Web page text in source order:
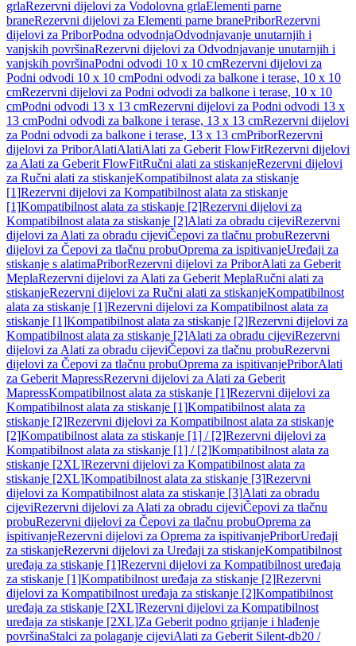
grlaRezervni dijelovi za Vodolovna grlaElementi parne
braneRezervni dijelovi za Elementi parne branePriborRezervni
dijelovi za PriborPodna odvodnjaOdvodnjavanje unutarnjih i
vanjskih površinaRezervni dijelovi za Odvodnjavanje unutarnjih i
vanjskih površinaPodni odvodi 10 x 10 cmRezervni dijelovi za
Podni odvodi 10 x 10 cmPodni odvodi za balkone i terase, 10 x 10
cmRezervni dijelovi za Podni odvodi za balkone i terase, 10 x 10
cmPodni odvodi 13 x 13 cmRezervni dijelovi za Podni odvodi 13 x
13 cmPodni odvodi za balkone i terase, 13 x 13 cmRezervni dijelovi
za Podni odvodi za balkone i terase, 13 x 13 cmPriborRezervni
dijelovi za PriborAlatiAlatiAlati za Geberit FlowFitRezervni dijelovi
za Alati za Geberit FlowFitRučni alati za stiskanjeRezervni dijelovi
za Ručni alati za stiskanjeKompatibilnost alata za stiskanje
[1]Rezervni dijelovi za Kompatibilnost alata za stiskanje
[1]Kompatibilnost alata za stiskanje [2]Rezervni dijelovi za
Kompatibilnost alata za stiskanje [2]Alati za obradu cijeviRezervni
dijelovi za Alati za obradu cijeviČepovi za tlačnu probuRezervni
dijelovi za Čepovi za tlačnu probuOprema za ispitivanjeUređaji za
stiskanje s alatimaPriborRezervni dijelovi za PriborAlati za Geberit
MeplaRezervni dijelovi za Alati za Geberit MeplaRučni alati za
stiskanjeRezervni dijelovi za Ručni alati za stiskanjeKompatibilnost
alata za stiskanje [1]Rezervni dijelovi za Kompatibilnost alata za
stiskanje [1]Kompatibilnost alata za stiskanje [2]Rezervni dijelovi za
Kompatibilnost alata za stiskanje [2]Alati za obradu cijeviRezervni
dijelovi za Alati za obradu cijeviČepovi za tlačnu probuRezervni
dijelovi za Čepovi za tlačnu probuOprema za ispitivanjePriborAlati
za Geberit MapressRezervni dijelovi za Alati za Geberit
MapressKompatibilnost alata za stiskanje [1]Rezervni dijelovi za
Kompatibilnost alata za stiskanje [1]Kompatibilnost alata za
stiskanje [2]Rezervni dijelovi za Kompatibilnost alata za stiskanje
[2]Kompatibilnost alata za stiskanje [1] / [2]Rezervni dijelovi za
Kompatibilnost alata za stiskanje [1] / [2]Kompatibilnost alata za
stiskanje [2XL]Rezervni dijelovi za Kompatibilnost alata za
stiskanje [2XL]Kompatibilnost alata za stiskanje [3]Rezervni
dijelovi za Kompatibilnost alata za stiskanje [3]Alati za obradu
cijeviRezervni dijelovi za Alati za obradu cijeviČepovi za tlačnu
probuRezervni dijelovi za Čepovi za tlačnu probuOprema za
ispitivanjeRezervni dijelovi za Oprema za ispitivanjePriborUređaji
za stiskanjeRezervni dijelovi za Uređaji za stiskanjeKompatibilnost
uređaja za stiskanje [1]Rezervni dijelovi za Kompatibilnost uređaja
za stiskanje [1]Kompatibilnost uređaja za stiskanje [2]Rezervni
dijelovi za Kompatibilnost uređaja za stiskanje [2]Kompatibilnost
uređaja za stiskanje [2XL]Rezervni dijelovi za Kompatibilnost
uređaja za stiskanje [2XL]Za Geberit podno grijanje i hlađenje
površinaStalci za polaganje cijeviAlati za Geberit Silent-db20 /